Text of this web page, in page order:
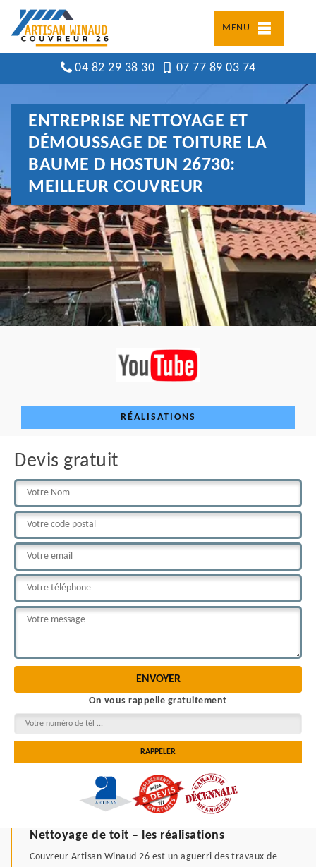
MENU
04 82 29 38 30 07 77 89 03 74
ENTREPRISE NETTOYAGE ET
DÉMOUSSAGE DE TOITURE LA
BAUME D HOSTUN 26730:
MEILLEUR COUVREUR
RÉALISATIONS
Devis gratuit
On vous rappelle gratuitement
Nettoyage de toit – les réalisations
Couvreur Artisan Winaud 26 est un aguerri des travaux de